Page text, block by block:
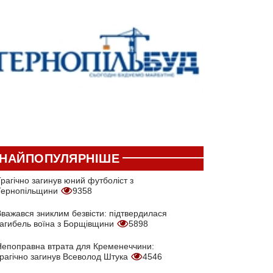
загинув юний футболіст з
9358
зниклим безвісти: підтвердилася
воїна з Борщівщини
5898
втрата для Кременеччини:
загинув Всеволод Штука
4546